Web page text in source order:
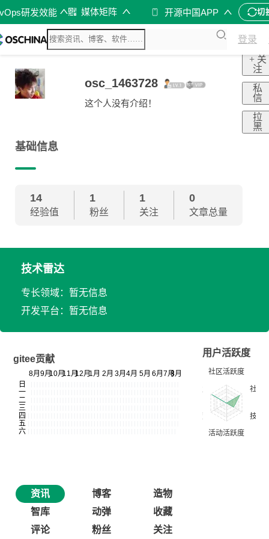
研发效能 媒体矩阵 开源中国APP 切
登录
osc_1463728
这个人没有介绍！
+ 关
注
私
信
拉
黑
基础信息
14
经验值
1
粉丝
1
关注
0
文章总量
技术雷达
专长领域：暂无信息
开发平台：暂无信息
gitee贡献
用户活跃度
资讯 博客
造物
智库
动弹
收藏
评论
粉丝 关注